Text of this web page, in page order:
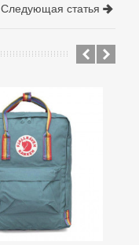
Следующая статья